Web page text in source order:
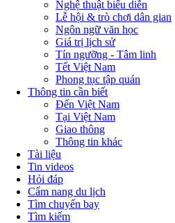
Nghệ thuật biểu diễn
Lễ hội & trò chơi dân gian
Ngôn ngữ văn học
Giá trị lịch sử
Tín ngưỡng - Tâm linh
Tết Việt Nam
Phong tục tập quán
Thông tin cần biết
Đến Việt Nam
Tại Việt Nam
Giao thông
Thông tin khác
Tài liệu
Tin videos
Hỏi đáp
Cẩm nang du lịch
Tìm chuyến bay
Tìm kiếm